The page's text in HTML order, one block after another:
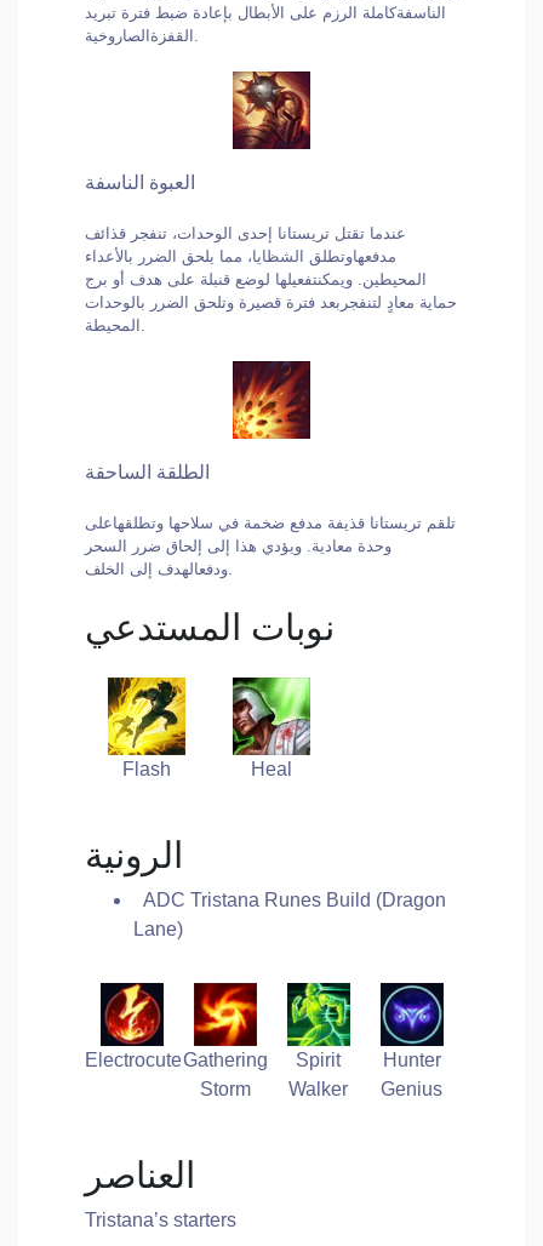
الناسفةكاملة الرزم على الأبطال بإعادة ضبط فترة تبريد
القفزةالصاروخية.
العبوة الناسفة
عندما تقتل تريستانا إحدى الوحدات، تنفجر قذائف
مدفعهاوتطلق الشظايا، مما يلحق الضرر بالأعداء
المحيطين. ويمكنتفعيلها لوضع قنبلة على هدف أو برج
حماية معادٍ لتنفجربعد فترة قصيرة وتلحق الضرر بالوحدات
المحيطة.
الطلقة الساحقة
تلقم تريستانا قذيفة مدفع ضخمة في سلاحها وتطلقهاعلى
وحدة معادية. ويؤدي هذا إلى إلحاق ضرر السحر
ودفعالهدف إلى الخلف.
نوبات المستدعي
Flash Heal
الرونية
ADC Tristana Runes Build (Dragon
Lane)
ElectrocuteGathering
Storm
Spirit
Walker
Hunter
Genius
العناصر
Tristana’s starters